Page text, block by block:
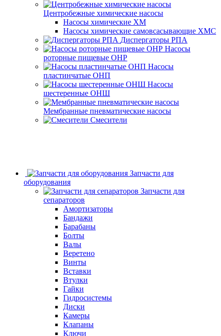
Центробежные химические насосы
Насосы химические ХМ
Насосы химические самовсасывающие ХМС
Диспергаторы РПА
Насосы
роторные пищевые ОНР
Насосы
пластинчатые ОНП
Насосы
шестеренные ОНШ
Мембранные пневматические насосы
Смесители
Запчасти для
оборудования
Запчасти для
сепараторов
Амортизаторы
Бандажи
Барабаны
Болты
Валы
Веретено
Винты
Вставки
Втулки
Гайки
Гидросистемы
Диски
Камеры
Клапаны
Ключи